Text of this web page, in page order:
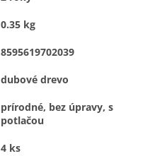
0.35 kg
8595619702039
dubové drevo
prírodné, bez úpravy, s
potlačou
4 ks